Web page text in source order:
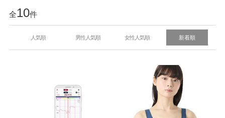
全10件
人気順 男性人気順 女性人気順 新着順